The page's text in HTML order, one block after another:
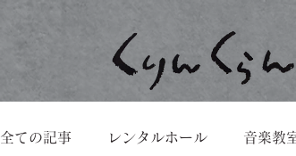
全ての記事 レンタルホール 音楽教